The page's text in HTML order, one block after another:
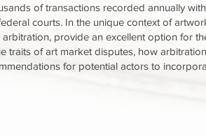
of transactions recorded annually
courts. In the unique context of
arbitration, provide an excellent option for
traits of art market disputes, how
for potential actors to